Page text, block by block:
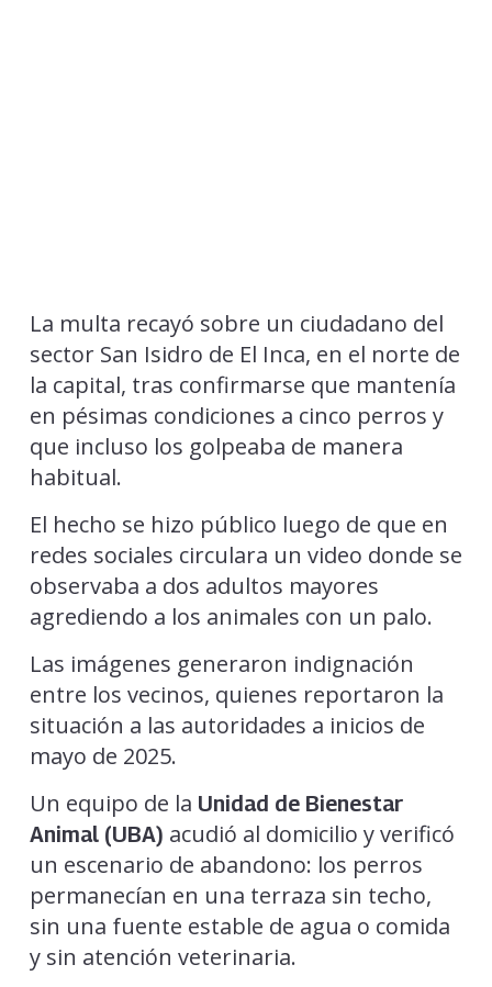
La multa recayó sobre un ciudadano del
sector San Isidro de El Inca, en el norte de
la capital, tras confirmarse que mantenía
en pésimas condiciones a cinco perros y
que incluso los golpeaba de manera
habitual.
El hecho se hizo público luego de que en
redes sociales circulara un video donde se
observaba a dos adultos mayores
agrediendo a los animales con un palo.
Las imágenes generaron indignación
entre los vecinos, quienes reportaron la
situación a las autoridades a inicios de
mayo de 2025.
Un equipo de la Unidad de Bienestar
Animal (UBA) acudió al domicilio y verificó
un escenario de abandono: los perros
permanecían en una terraza sin techo,
sin una fuente estable de agua o comida
y sin atención veterinaria.